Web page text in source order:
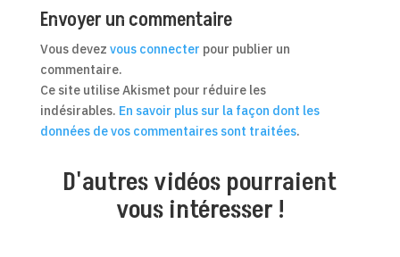
Envoyer un commentaire
Vous devez vous connecter pour publier un
commentaire.
Ce site utilise Akismet pour réduire les
indésirables. En savoir plus sur la façon dont les
données de vos commentaires sont traitées.
D'autres vidéos pourraient
vous intéresser !